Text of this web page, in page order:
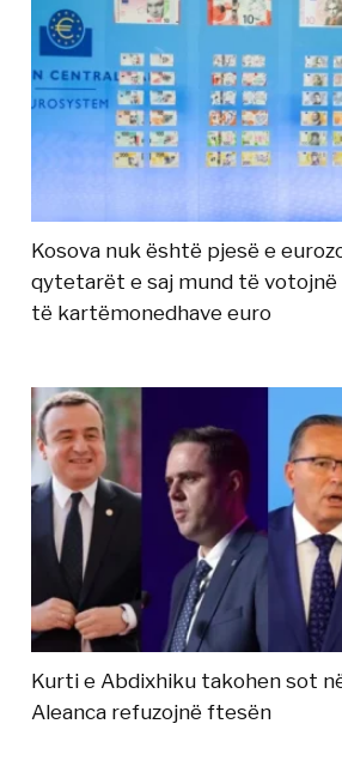
Kosova nuk është pjesë e
qytetarët e saj mund të votojnë
të kartëmonedhave euro
Kurti e Abdixhiku takohen sot
Aleanca refuzojnë ftesën